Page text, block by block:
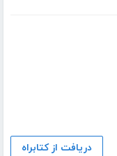
دریافت از کتابراه